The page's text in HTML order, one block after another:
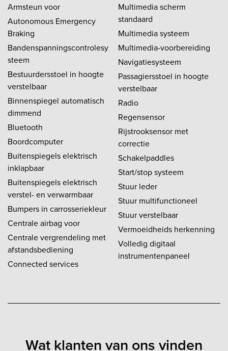
Armsteun voor
Autonomous Emergency
Braking
Bandenspanningscontrolesy
steem
Bestuurdersstoel in hoogte
verstelbaar
Binnenspiegel automatisch
dimmend
Bluetooth
Boordcomputer
Buitenspiegels elektrisch
inklapbaar
Buitenspiegels elektrisch
verstel- en verwarmbaar
Bumpers in carrosseriekleur
Centrale airbag voor
Centrale vergrendeling met
afstandsbediening
Connected services
Multimedia scherm
standaard
Multimedia systeem
Multimedia-voorbereiding
Navigatiesysteem
Passagiersstoel in hoogte
verstelbaar
Radio
Regensensor
Rijstrooksensor met
correctie
Schakelpaddles
Start/stop systeem
Stuur leder
Stuur multifunctioneel
Stuur verstelbaar
Vermoeidheids herkenning
Volledig digitaal
instrumentenpaneel
Wat klanten van ons vinden